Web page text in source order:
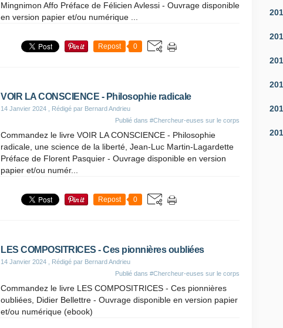
Mingnimon Affo Préface de Félicien Avlessi - Ouvrage disponible
en version papier et/ou numérique ...
Repost 0
VOIR LA CONSCIENCE - Philosophie radicale
14 Janvier 2024 , Rédigé par Bernard Andrieu
Publié dans #Chercheur-euses sur le corps
Commandez le livre VOIR LA CONSCIENCE - Philosophie
radicale, une science de la liberté, Jean-Luc Martin-Lagardette
Préface de Florent Pasquier - Ouvrage disponible en version
papier et/ou numér...
Repost 0
LES COMPOSITRICES - Ces pionnières oubliées
14 Janvier 2024 , Rédigé par Bernard Andrieu
Publié dans #Chercheur-euses sur le corps
Commandez le livre LES COMPOSITRICES - Ces pionnières
oubliées, Didier Bellettre - Ouvrage disponible en version papier
et/ou numérique (ebook)